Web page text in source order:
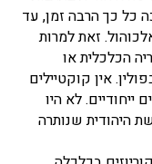
כל כך הרבה זמן, עד
זאת למרות
הכלכלית או
אין קוקטיילים
ייחודיים. לא היו
היהודית שנותרה